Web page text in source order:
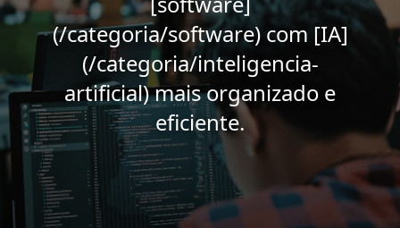
(/categoria/software) com [IA]
(/categoria/inteligencia-
artificial) mais organizado e
eficiente.